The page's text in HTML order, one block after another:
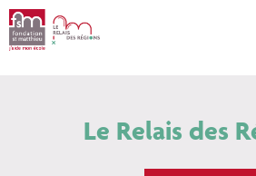
Aller
au
contenu
Le Relais des